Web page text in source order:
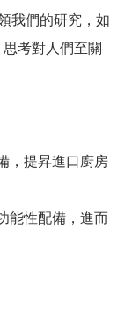
我們的研究，如
考對人們至關
，提昇進口廚房
能性配備，進而